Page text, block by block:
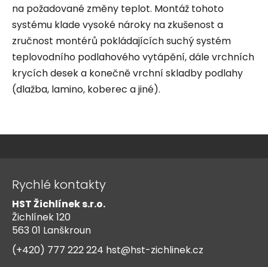
na požadované změny teplot. Montáž tohoto
systému klade vysoké nároky na zkušenost a
zručnost montérů pokládajících suchý systém
teplovodního podlahového vytápění, dále vrchních
krycích desek a konečně vrchní skladby podlahy
(dlažba, lamino, koberec a jiné).
Rychlé kontakty
HST Žichlínek s.r.o.
Žichlínek 120
563 01 Lanškroun
(+420) 777 222 224 hst@hst-zichlinek.cz